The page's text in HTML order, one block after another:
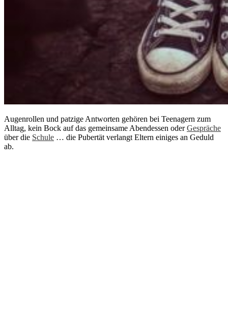
Augenrollen und patzige Antworten gehören bei Teenagern zum
Alltag, kein Bock auf das gemeinsame Abendessen oderGespräche
über die Schule … die Pubertät verlangt Eltern einiges an Geduld
ab.